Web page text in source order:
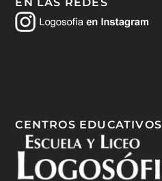
CENTROS EDUCATIVOS